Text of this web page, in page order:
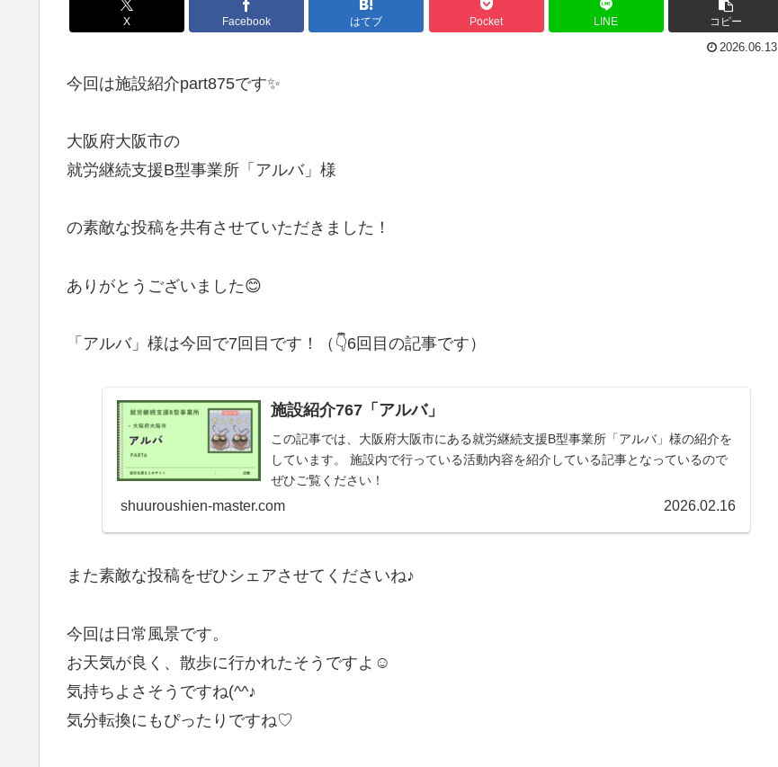
X Facebook はてブ Pocket LINE コピー
2026.06.13
今回は施設紹介part875です✨
大阪府大阪市の
就労継続支援B型事業所「アルバ」様
の素敵な投稿を共有させていただきました！
ありがとうございました😊
「アルバ」様は今回で7回目です！（👇6回目の記事です）
施設紹介767「アルバ」
この記事では、大阪府大阪市にある就労継続支援B型事業所「アルバ」様の紹介を
しています。 施設内で行っている活動内容を紹介している記事となっているので
ぜひご覧ください！
shuuroushien-master.com 2026.02.16
また素敵な投稿をぜひシェアさせてくださいね♪
今回は日常風景です。
お天気が良く、散歩に行かれたそうですよ☺
気持ちよさそうですね(^^♪
気分転換にもぴったりですね♡